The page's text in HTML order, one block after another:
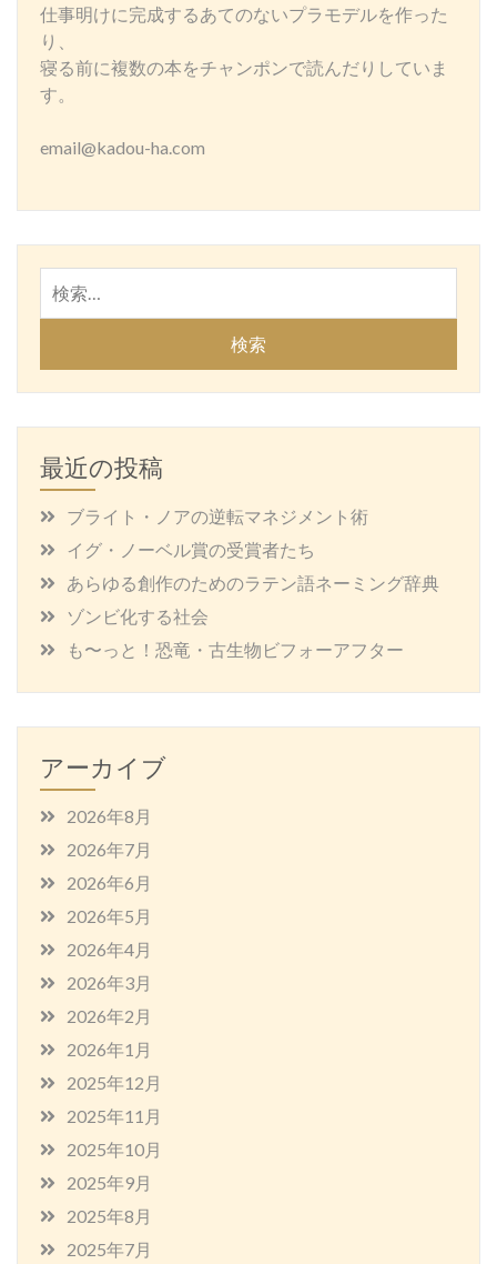
仕事明けに完成するあてのないプラモデルを作った
り、
寝る前に複数の本をチャンポンで読んだりしていま
す。
email@kadou-ha.com
索:
最近の投稿
ブライト・ノアの逆転マネジメント術
イグ・ノーベル賞の受賞者たち
あらゆる創作のためのラテン語ネーミング辞典
ゾンビ化する社会
も〜っと！恐竜・古生物ビフォーアフター
アーカイブ
2026年8月
2026年7月
2026年6月
2026年5月
2026年4月
2026年3月
2026年2月
2026年1月
2025年12月
2025年11月
2025年10月
2025年9月
2025年8月
2025年7月